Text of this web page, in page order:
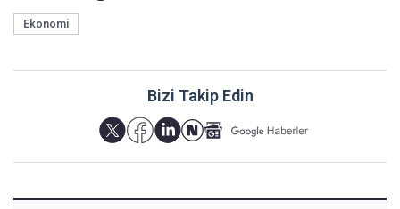
Ekonomi
Bizi Takip Edin